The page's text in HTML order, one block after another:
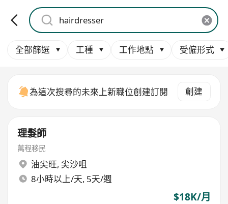
全部篩選 工種 工作地點 受僱形式
為這次搜尋的未來上新職位創建訂閱 創建
理髮師
萬程移民
油尖旺, 尖沙咀
8小時以上/天, 5天/週
$18K/月